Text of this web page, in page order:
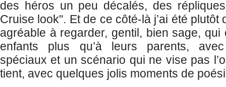
des héros un peu décalés, des
Cruise look". Et de ce côté-là j’ai été plutôt
agréable à regarder, gentil, bien sage,
enfants plus qu’à leurs parents, avec
spéciaux et un scénario qui ne vise pas
tient, avec quelques jolis moments de